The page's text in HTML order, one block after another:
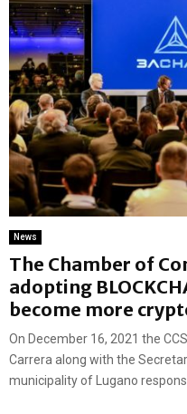
News
The Chamber of
adopting
become more
On December 16, 2021 the
Carrera along with the
municipality of Lugano